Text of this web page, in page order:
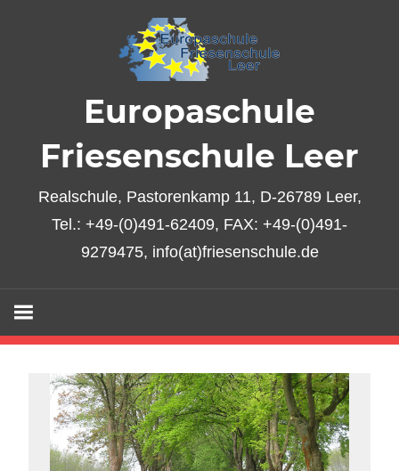
Europaschule
Friesenschule Leer
Realschule, Pastorenkamp 11, D-26789 Leer,
Tel.: +49-(0)491-62409, FAX: +49-(0)491-
9279475, info(at)friesenschule.de